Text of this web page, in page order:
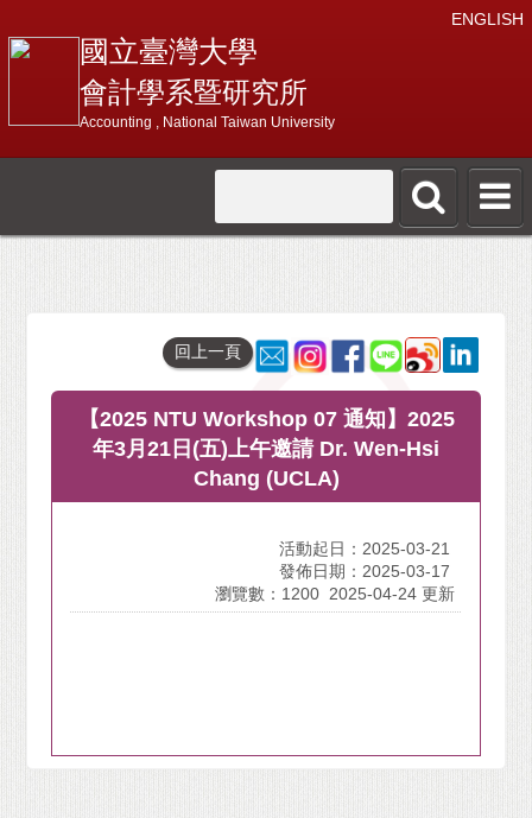
ENGLISH
國立臺灣大學
會計學系暨研究所
Accounting , National Taiwan University
回上一頁
【2025 NTU Workshop 07 通知】2025
年3月21日(五)上午邀請 Dr. Wen-Hsi
Chang (UCLA)
活動起日：2025-03-21
發佈日期：2025-03-17
瀏覽數：1200 2025-04-24 更新